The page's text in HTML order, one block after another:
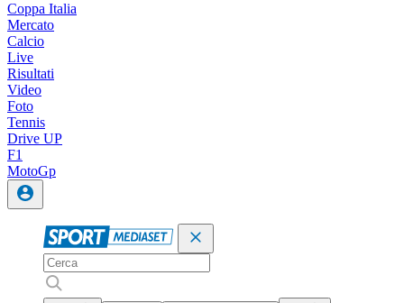
Coppa Italia
Mercato
Calcio
Live
Risultati
Video
Foto
Tennis
Drive UP
F1
MotoGp